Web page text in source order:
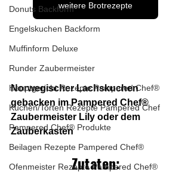
Donuts Backform
Engelskuchen Backform
Muffinform Deluxe
Runder Zaubermeister
Hauptgericht Rezepte Pampered Chef®
Kuchen/Torten Rezepte Pampered Chef
Pampered Chef® Produkte
Beilagen Rezepte Pampered Chef®
Ofenmeister Rezepte Pampered Chef®
weitere Brotrezepte
Norwegischer Lachskuchen
gebacken im Pampered Chef®
Zaubermeister Lily oder dem
Zauberkasten
Zutaten: